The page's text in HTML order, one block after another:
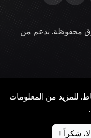
محفوظة. بدعم من
للمزيد من المعلومات
.
لا، شكراً !